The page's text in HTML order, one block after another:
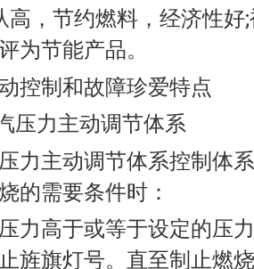
，节约燃料，经济性好;
为节能产品。
制和故障珍爱特点
力主动调节体系
主动调节体系控制体
的需要条件时：
高于或等于设定的压力
旌旗灯号。直至制止燃